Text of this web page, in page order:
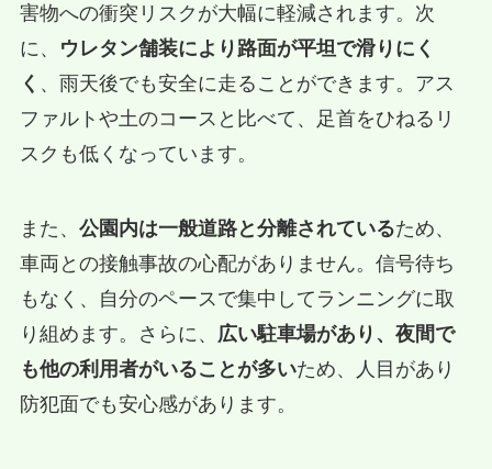
害物への衝突リスクが大幅に軽減されます。次
に、
ウレタン舗装により路面が平坦で滑りにく
く 、雨天後でも安全に走ることができます。アス
ファルトや土のコースと比べて、足首をひねるリ
スクも低くなっています。
また、 公園内は一般道路と分離されているため、
車両との接触事故の心配がありません。信号待ち
もなく、自分のペースで集中してランニングに取
り組めます。さらに、
広い駐車場があり、夜間で
も他の利用者がいることが多いため、人目があり
防犯面でも安心感があります。